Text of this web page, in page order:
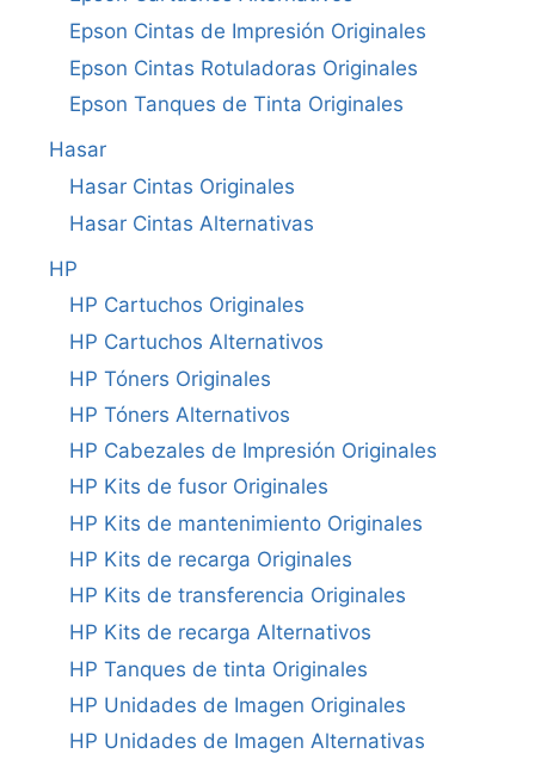
Epson Cintas de Impresión Originales
Epson Cintas Rotuladoras Originales
Epson Tanques de Tinta Originales
Hasar
Hasar Cintas Originales
Hasar Cintas Alternativas
HP
HP Cartuchos Originales
HP Cartuchos Alternativos
HP Tóners Originales
HP Tóners Alternativos
HP Cabezales de Impresión Originales
HP Kits de fusor Originales
HP Kits de mantenimiento Originales
HP Kits de recarga Originales
HP Kits de transferencia Originales
HP Kits de recarga Alternativos
HP Tanques de tinta Originales
HP Unidades de Imagen Originales
HP Unidades de Imagen Alternativas